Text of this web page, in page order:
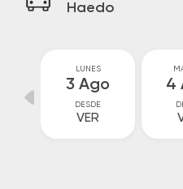
Haedo
LUNES
3 Ago
DESDE
VER
4